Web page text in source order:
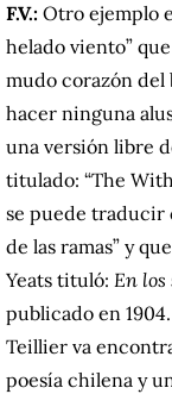
F.V.: Otro ejemplo
helado viento”
mudo corazón del
hacer ninguna
una versión libre
titulado: “The
se puede traducir
de las ramas” y
Yeats tituló: En los
publicado en
Teillier va
poesía chilena y